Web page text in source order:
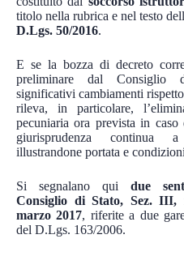
titolo nella rubrica e nel testo
D.Lgs. 50/2016.
E se la bozza di decreto
preliminare dal Consiglio
significativi cambiamenti
rileva, in particolare,
pecuniaria ora prevista in caso
giurisprudenza continua
illustrandone portata e
Si segnalano quidue
Consiglio di Stato, Sez.
marzo 2017, riferite a due
del D.Lgs. 163/2006.